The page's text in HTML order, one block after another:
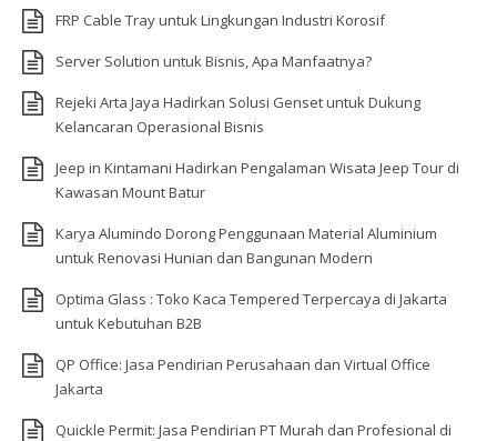
FRP Cable Tray untuk Lingkungan Industri Korosif
Server Solution untuk Bisnis, Apa Manfaatnya?
Rejeki Arta Jaya Hadirkan Solusi Genset untuk Dukung
Kelancaran Operasional Bisnis
Jeep in Kintamani Hadirkan Pengalaman Wisata Jeep Tour di
Kawasan Mount Batur
Karya Alumindo Dorong Penggunaan Material Aluminium
untuk Renovasi Hunian dan Bangunan Modern
Optima Glass : Toko Kaca Tempered Terpercaya di Jakarta
untuk Kebutuhan B2B
QP Office: Jasa Pendirian Perusahaan dan Virtual Office
Jakarta
Quickle Permit: Jasa Pendirian PT Murah dan Profesional di